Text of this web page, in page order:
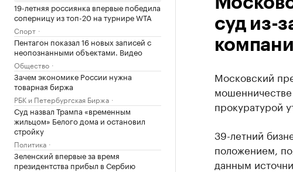
19-летняя россиянка впервые победила
соперницу из топ-20 на турнире WTA
Спорт
Пентагон показал 16 новых записей с
неопознанными объектами. Видео
Общество
Зачем экономике России нужна
товарная биржа
РБК и Петербургская Биржа
Суд назвал Трампа «временным
жильцом» Белого дома и остановил
стройку
Политика
Зеленский впервые за время
президентства прибыл в Сербию
суд из-
Московский
прокуратурой
39-летний
положением,
данным